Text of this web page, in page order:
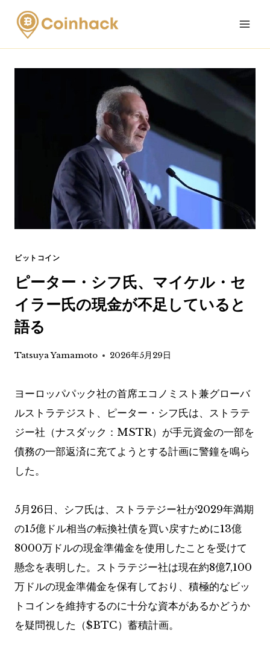
Skip
content
ビットコイン
ピーター・シフ氏、マイケル・セ
イラー氏の現金が不足していると
語る
Tatsuya Yamamoto 2026年5月29日
ヨーロッパパック社の首席エコノミスト兼グローバ
ルストラテジスト、ピーター・シフ氏は、ストラテ
ジー社（ナスダック：MSTR）が手元資金の一部を
債務の一部返済に充てようとする計画に警鐘を鳴ら
した。
5月26日、シフ氏は、ストラテジー社が2029年満期
の15億ドル相当の転換社債を買い戻すために13億
8000万ドルの現金準備金を使用したことを受けて
懸念を表明した。ストラテジー社は現在約8億7,100
万ドルの現金準備金を保有しており、積極的なビッ
トコインを維持するのに十分な資本があるかどうか
を疑問視した（$BTC）蓄積計画。